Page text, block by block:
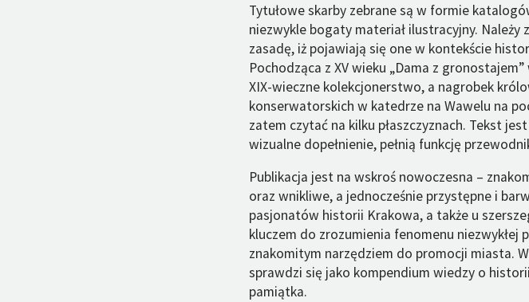
Tytułowe skarby zebrane są w formie
niezwykle bogaty materiał ilustracyjny.
zasadę, iż pojawiają się one w kontekście
Pochodząca z XV wieku „Dama z
XIX-wieczne kolekcjonerstwo, a nagrobek
konserwatorskich w katedrze na Wawelu na
zatem czytać na kilku płaszczyznach. Tekst
wizualne dopełnienie, pełnią funkcję
Publikacja jest na wskroś nowoczesna –
oraz wnikliwe, a jednocześnie przystępne i
pasjonatów historii Krakowa, a także u
kluczem do zrozumienia fenomenu niezwykłej
znakomitym narzędziem do promocji miasta.
sprawdzi się jako kompendium wiedzy o
pamiątka.